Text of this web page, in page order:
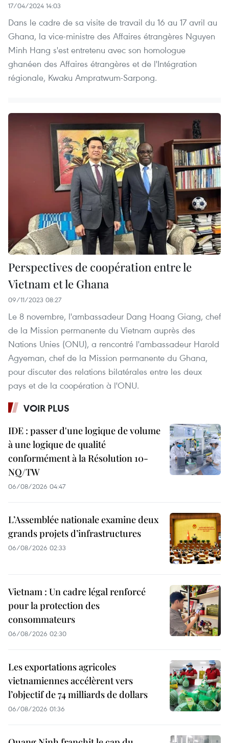
17/04/2024 14:03
Dans le cadre de sa visite de travail du 16 au 17 avril au
Ghana, la vice-ministre des Affaires étrangères Nguyen
Minh Hang s'est entretenu avec son homologue
ghanéen des Affaires étrangères et de l'Intégration
régionale, Kwaku Ampratwum-Sarpong.
Perspectives de coopération entre le
Vietnam et le Ghana
09/11/2023 08:27
Le 8 novembre, l'ambassadeur Dang Hoang Giang, chef
de la Mission permanente du Vietnam auprès des
Nations Unies (ONU), a rencontré l'ambassadeur Harold
Agyeman, chef de la Mission permanente du Ghana,
pour discuter des relations bilatérales entre les deux
pays et de la coopération à l'ONU.
VOIR PLUS
IDE : passer d'une logique de volume
à une logique de qualité
conformément à la Résolution 10-
NQ/TW
06/08/2026 04:47
L’Assemblée nationale examine deux
grands projets d’infrastructures
06/08/2026 02:33
Vietnam : Un cadre légal renforcé
pour la protection des
consommateurs
06/08/2026 02:30
Les exportations agricoles
vietnamiennes accélèrent vers
l’objectif de 74 milliards de dollars
06/08/2026 01:36